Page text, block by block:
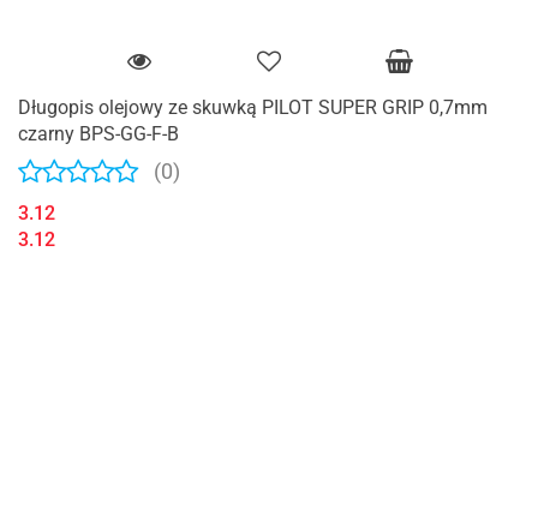
Długopis olejowy ze skuwką PILOT SUPER GRIP 0,7mm
czarny BPS-GG-F-B
(0)
3.12
3.12